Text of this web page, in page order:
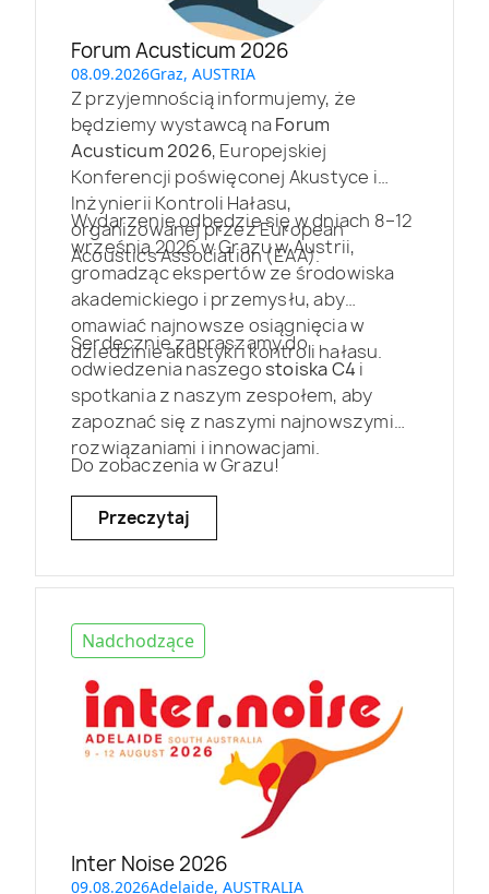
Forum Acusticum 2026
08.09.2026Graz, AUSTRIA
Z przyjemnością informujemy, że
będziemy wystawcą naForum
Acusticum 2026, Europejskiej
Konferencji poświęconej Akustyce i
Inżynierii Kontroli Hałasu,
organizowanej przez European
Acoustics Association (EAA).
Wydarzenie odbędzie się w dniach 8–12
września 2026 w Grazu w Austrii,
gromadząc ekspertów ze środowiska
akademickiego i przemysłu, aby
omawiać najnowsze osiągnięcia w
dziedzinie akustyki i kontroli hałasu.
Serdecznie zapraszamy do
odwiedzenia naszegostoiska C4 i
spotkania z naszym zespołem, aby
zapoznać się z naszymi najnowszymi
rozwiązaniami i innowacjami.
Do zobaczenia w Grazu!
Przeczytaj
Nadchodzące
Inter Noise 2026
09.08.2026Adelaide, AUSTRALIA